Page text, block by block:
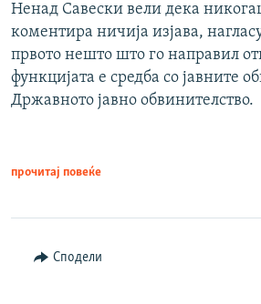
Ненад Савески вели дека
коментира ничија изјава,
првото нешто што го направил
функцијата е средба со јавните
Државното јавно обвинителство.
прочитај повеќе
Сподели